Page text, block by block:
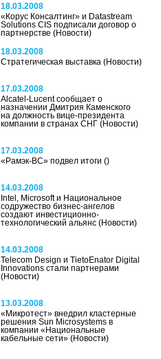
18.03.2008
«Корус Консалтинг» и Datastream
Solutions CIS подписали договор о
партнерстве(Новости)
18.03.2008
Стратегическая выставка(Новости)
17.03.2008
Alcatel-Lucent сообщает о
назначении Дмитрия Каменского
на должность вице-президента
компании в странах СНГ(Новости)
17.03.2008
«Рамэк-ВС» подвел итоги()
14.03.2008
Intel, Microsoft и Национальное
содружество бизнес-ангелов
создают инвестиционно-
технологический альянс(Новости)
14.03.2008
Telecom Design и TietoEnator Digital
Innovations стали партнерами
(Новости)
13.03.2008
«Микротест» внедрил кластерные
решения Sun Microsystems в
компании «Национальные
кабельные сети»(Новости)